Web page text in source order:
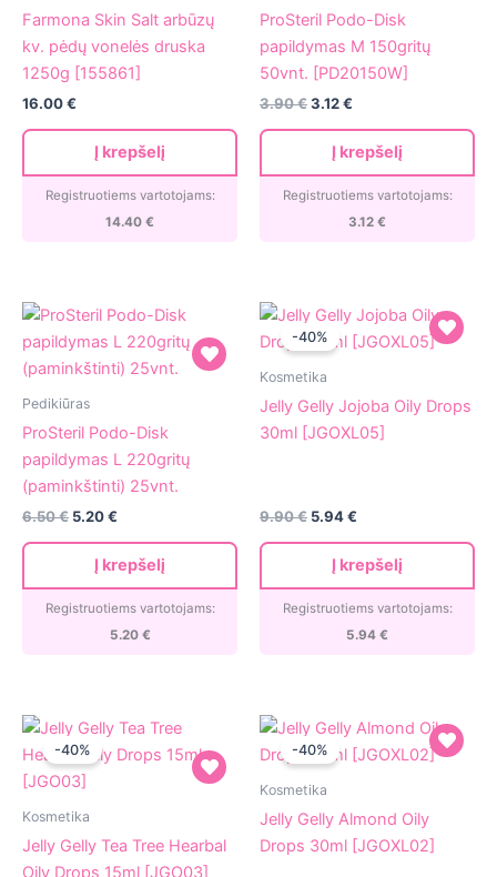
arbūzų
pėdų
vonelės
1250g
Farmona Skin Salt arbūzų
kv. pėdų vonelės druska
1250g [155861]
16.00€
Į krepšelį
Registruotiems vartotojams:
14.40 €
papildymas
150gritų
50vnt.
[PD20150W]
ProSteril Podo-Disk
papildymas M 150gritų
50vnt. [PD20150W]
3.90€3.12€
Į krepšelį
Registruotiems vartotojams:
3.12 €
ProSteril
papildymas
L
220gritų
(paminkštinti)
Pedikiūras
ProSteril Podo-Disk
papildymas L 220gritų
(paminkštinti) 25vnt.
6.50€ 5.20€
Į krepšelį
Registruotiems vartotojams:
5.20 €
Jelly
Jojoba
[JGOXL05]
-40%
Kosmetika
Jelly Gelly Jojoba Oily Drops
30ml [JGOXL05]
9.90€ Original
9.90 €.
5.94€
5.94 €.
Į krepšelį
Registruotiems vartotojams:
5.94 €
Jelly
-40%
Kosmetika
Jelly Gelly Tea Tree Hearbal
Oily Drops 15ml [JGO03]
Jelly
Almond
-40%
Kosmetika
Jelly Gelly Almond Oily
Drops 30ml [JGOXL02]